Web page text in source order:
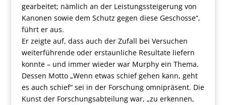
gearbeitet; nämlich an der Leistungssteigerung von
Kanonen sowie dem Schutz gegen diese Geschosse“,
führt er aus.
Er zeigte auf, dass auch der Zufall bei Versuchen
weiterführende oder erstaunliche Resultate liefern
konnte – und immer wieder war Murphy ein Thema.
Dessen Motto „Wenn etwas schief gehen kann, geht
es auch schief“ sei in der Forschung omnipräsent. Die
Kunst der Forschungsabteilung war, „zu erkennen,